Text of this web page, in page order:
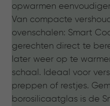
opwarmen
Van compacte
ovenschalen: Smart
gerechten direct te
later weer op te
schaal. Ideaal voor
preppen of restjes.
borosilicaatglas is de